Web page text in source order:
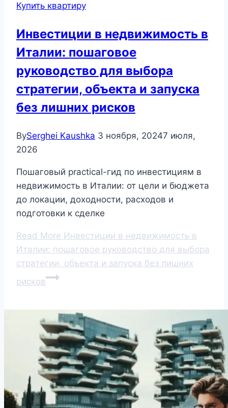
Купить квартиру
Инвестиции в недвижимость в
Италии: пошаговое
руководство для выбора
стратегии, объекта и запуска
без лишних рисков
BySerghei Kaushka 3 ноября, 20247 июля,
2026
Пошаговый practical-гид по инвестициям в
недвижимость в Италии: от цели и бюджета
до локации, доходности, расходов и
подготовки к сделке
Read More Инвестиции в недвижимость в
Италии: пошаговое руководство для выбора
стратегии, объекта и запуска без лишних
рисков